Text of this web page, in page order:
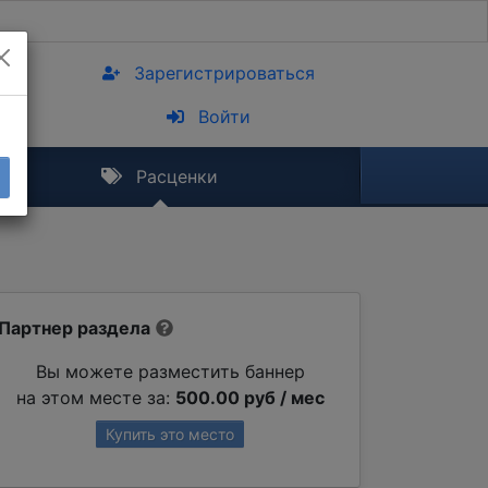
Зарегистрироваться
Войти
Расценки
Партнер раздела
Вы можете разместить баннер
на этом месте за: 500.00 руб / мес
Купить это место